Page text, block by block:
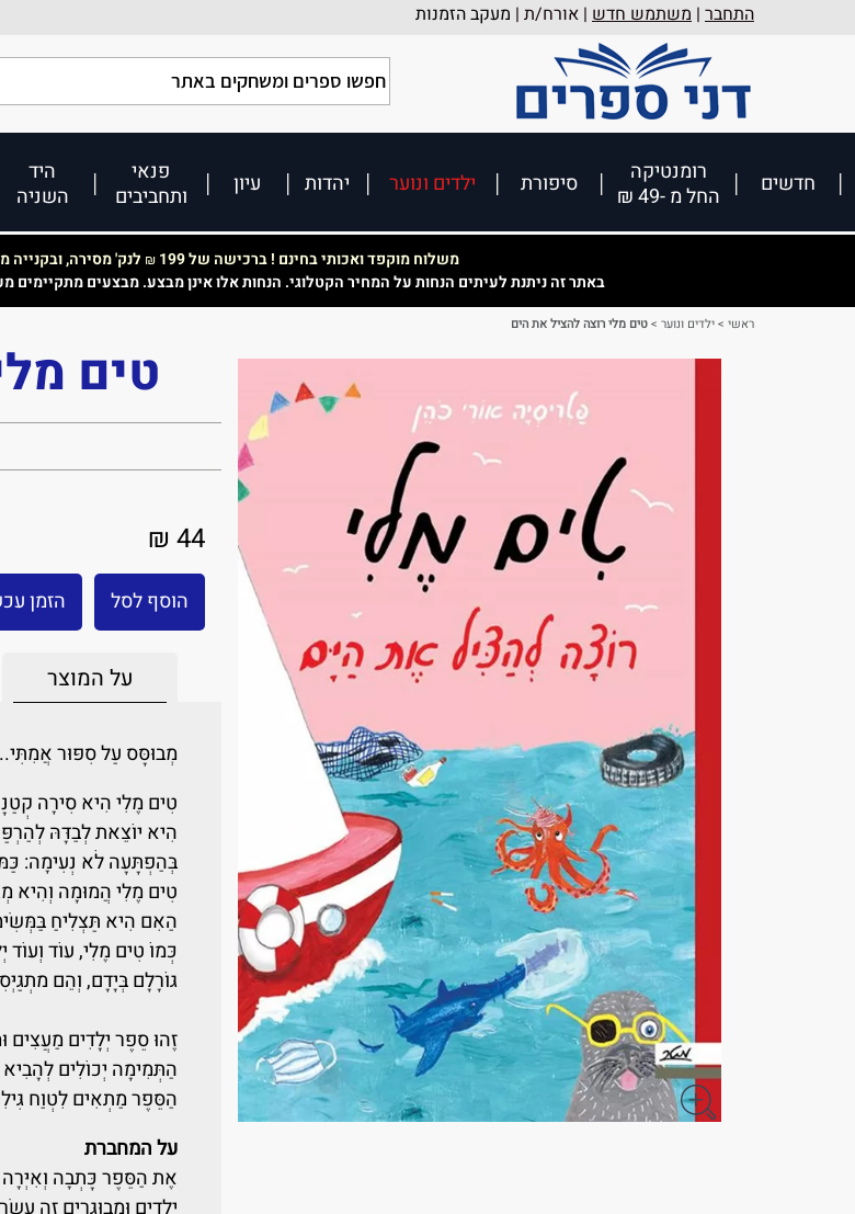
התחבר | משתמש חדש | אורח/ת | מעקב הזמנות
חדשים
רומנטיקה
החל מ -49 ₪
סיפורת ילדים ונוער יהדות עיון
פנאי
ותחביבים
היד
השניה
משלוח מוקפד ואכותי בחינם ! ברכישה של 199 ₪ לנק' מסירה, ובקנייה
באתר זה ניתנת לעיתים הנחות על המחיר הקטלוגי. הנחות אלו אינן מבצע. מבצעים
ראשי >ילדים ונוער >טים מלי רוצה להציל את הים
טים
44 ₪
הוסף לסל הזמן
על המוצר
מְבוּסָּס עַל סִפּוּר
טִים מֶלִי הִיא סִירָה
הִיא יוֹצֵאת לְבַדָּהּ
בְּהַפְתָּעָה לֹא נְעִימָה:
טִים מֶלִי הֲמוּמָה וְהִיא
הַאִם הִיא תַּצְלִיחַ
כְּמוֹ טִים מֶלִי, עוֹד
גּוֹרָלָם בְּיָדָם, וְהֵם
זֶהוּ סֵפֶר יְלָדִים
הַתְּמִימָה יְכוֹלִים לְהָבִיא
הַסֵּפֶר מַתְאִים לִטְוַח
על המחברת
אֶת הַסֵּפֶר כָּתְבָה וְאִיְּרָה